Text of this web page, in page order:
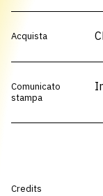
Acquista
Comunicato
stampa
Credits